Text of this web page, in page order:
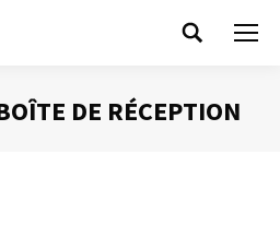
Search:
DE RÉCEPTION